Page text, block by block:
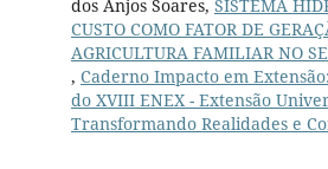
dos Anjos Soares, SISTEMA
CUSTO COMO FATOR DE
AGRICULTURA FAMILIAR NO
, Caderno Impacto em
do XVIII ENEX - Extensão
Transformando Realidades e